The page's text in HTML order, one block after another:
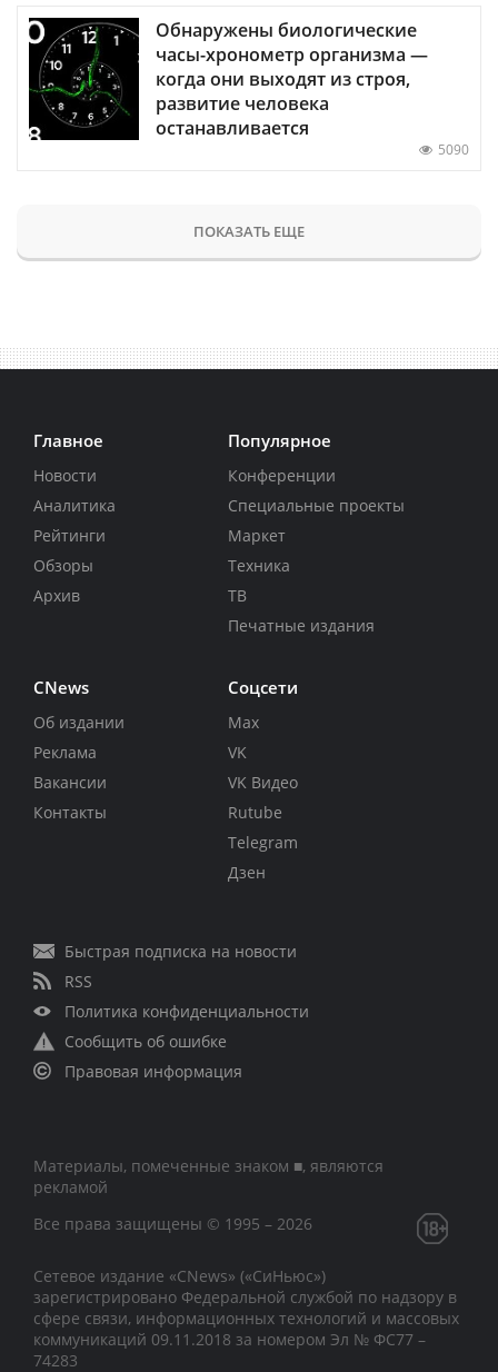
Обнаружены биологические
часы-хронометр организма —
когда они выходят из строя,
развитие человека
останавливается
5090
ПОКАЗАТЬ ЕЩЕ
Главное
Новости
Аналитика
Рейтинги
Обзоры
Архив
Популярное
Конференции
Специальные проекты
Маркет
Техника
ТВ
Печатные издания
CNews
Об издании
Реклама
Вакансии
Контакты
Соцсети
Max
VK
VK Видео
Rutube
Telegram
Дзен
Быстрая подписка на новости
RSS
Политика конфиденциальности
Сообщить об ошибке
Правовая информация
Материалы, помеченные знаком ■, являются
рекламой
Все права защищены © 1995 – 2026
Сетевое издание «CNews» («СиНьюс»)
зарегистрировано Федеральной службой по надзору в
сфере связи, информационных технологий и массовых
коммуникаций 09.11.2018 за номером Эл № ФС77 –
74283